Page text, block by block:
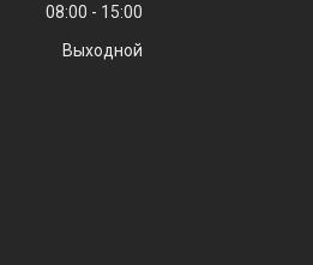
08:00
15:00
Выходной